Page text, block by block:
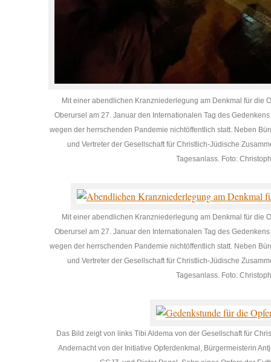
Mit einer abendlichen Kranzniederlegung am Denkmal für die
Oberursel am 27. Januar den Internationalen Tag des
wegen der herrschenden Pandemie nichtöffentlich statt. Neben
und Vertreter der Gesellschaft für Christlich-Jüdische
Tagesanlass. Foto:
Mit einer abendlichen Kranzniederlegung am Denkmal für die
Oberursel am 27. Januar den Internationalen Tag des
wegen der herrschenden Pandemie nichtöffentlich statt. Neben
und Vertreter der Gesellschaft für Christlich-Jüdische
Tagesanlass. Foto:
Das Bild zeigt von links Tibi Aldema von der Gesellschaft für
Andernacht von der Initiative Opferdenkmal, Bürgermeisterin